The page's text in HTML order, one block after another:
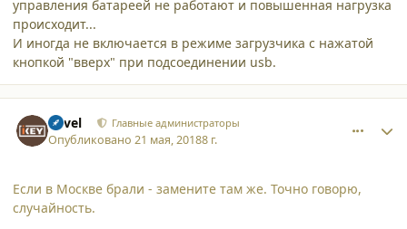
управления батареей не работают и повышенная нагрузка
происходит...
И иногда не включается в режиме загрузчика с нажатой
кнопкой "вверх" при подсоединении usb.
Pavel Главные администраторы
Опубликовано21 мая, 20188 г.
Если в Москве брали - замените там же. Точно говорю,
случайность.